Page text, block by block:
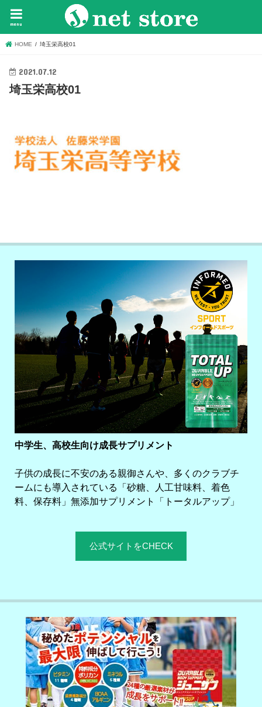
menu
HOME 埼玉栄高校01
2021.07.12
埼玉栄高校01
中学生、高校生向け成長サプリメント
子供の成長に不安のある親御さんや、多くのクラブチ
ームにも導入されている「砂糖、人工甘味料、着色
料、保存料」無添加サプリメント「トータルアップ」
公式サイトをCHECK